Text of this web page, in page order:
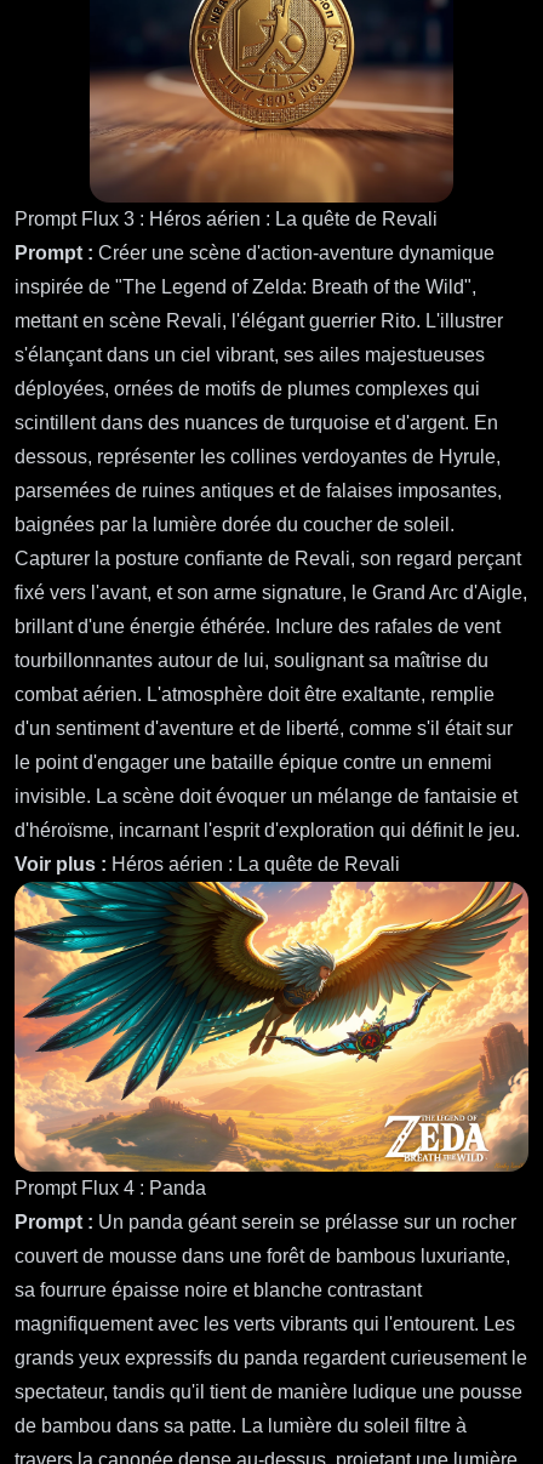
Prompt Flux 3 : Héros aérien : La quête de Revali
Prompt : Créer une scène d'action-aventure dynamique
inspirée de "The Legend of Zelda: Breath of the Wild",
mettant en scène Revali, l'élégant guerrier Rito. L'illustrer
s'élançant dans un ciel vibrant, ses ailes majestueuses
déployées, ornées de motifs de plumes complexes qui
scintillent dans des nuances de turquoise et d'argent. En
dessous, représenter les collines verdoyantes de Hyrule,
parsemées de ruines antiques et de falaises imposantes,
baignées par la lumière dorée du coucher de soleil.
Capturer la posture confiante de Revali, son regard perçant
fixé vers l'avant, et son arme signature, le Grand Arc d'Aigle,
brillant d'une énergie éthérée. Inclure des rafales de vent
tourbillonnantes autour de lui, soulignant sa maîtrise du
combat aérien. L'atmosphère doit être exaltante, remplie
d'un sentiment d'aventure et de liberté, comme s'il était sur
le point d'engager une bataille épique contre un ennemi
invisible. La scène doit évoquer un mélange de fantaisie et
d'héroïsme, incarnant l'esprit d'exploration qui définit le jeu.
Voir plus : Héros aérien : La quête de Revali
Prompt Flux 4 : Panda
Prompt : Un panda géant serein se prélasse sur un rocher
couvert de mousse dans une forêt de bambous luxuriante,
sa fourrure épaisse noire et blanche contrastant
magnifiquement avec les verts vibrants qui l'entourent. Les
grands yeux expressifs du panda regardent curieusement le
spectateur, tandis qu'il tient de manière ludique une pousse
de bambou dans sa patte. La lumière du soleil filtre à
travers la canopée dense au-dessus, projetant une lumière